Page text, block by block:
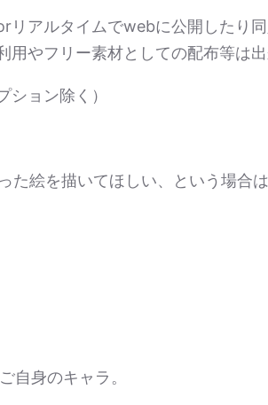
アルタイムでwebに公開したり
やフリー素材としての配布等は出
ョン除く）
た絵を描いてほしい、という場合は
自身のキャラ。